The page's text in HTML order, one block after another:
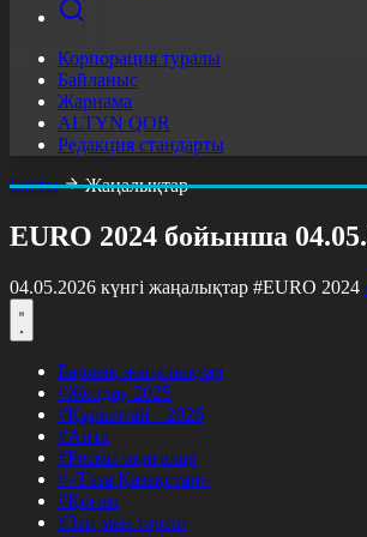
Корпорация туралы
Байланыс
Жарнама
ALTYN QOR
Редакция стандарты
Басты
Жаңалықтар
EURO 2024 бойынша
04.05.2026 күнгі жаңалықтар #EURO 2024
Барлық жаңалықтар
#Жолдау 2025
#Құрылтай - 2026
#Апта
#Ресми оқиғалар
#«Таза Қазақстан»
#Қоғам
#Заң мен тәртіп